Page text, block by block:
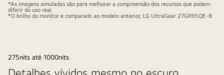
*As imagens simuladas são para melhorar a compreensão dos recursos que podem
diferir do uso real.
*O brilho do monitor é comparado ao modelo anterior, LG UltraGear 27GR95QE-B
275nits até 1000nits